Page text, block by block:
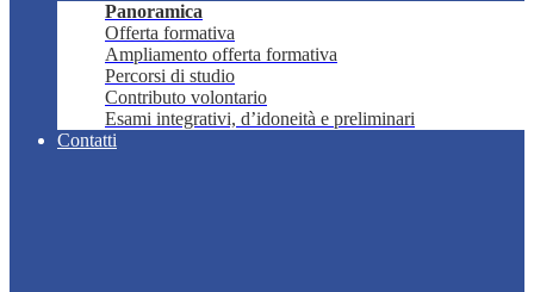
Panoramica
Offerta formativa
Ampliamento offerta formativa
Percorsi di studio
Contributo volontario
Esami integrativi, d’idoneità e preliminari
Contatti